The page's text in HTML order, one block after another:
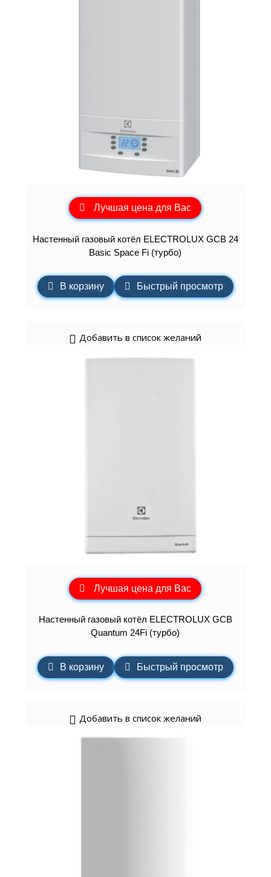
Лучшая цена для Вас
Настенный газовый котёл ELECTROLUX GCB 24
Basic Space Fi (турбо)
В корзину Быстрый просмотр
Добавить в список желаний
Лучшая цена для Вас
Настенный газовый котёл ELECTROLUX GCB
Quantum 24Fi (турбо)
В корзину Быстрый просмотр
Добавить в список желаний